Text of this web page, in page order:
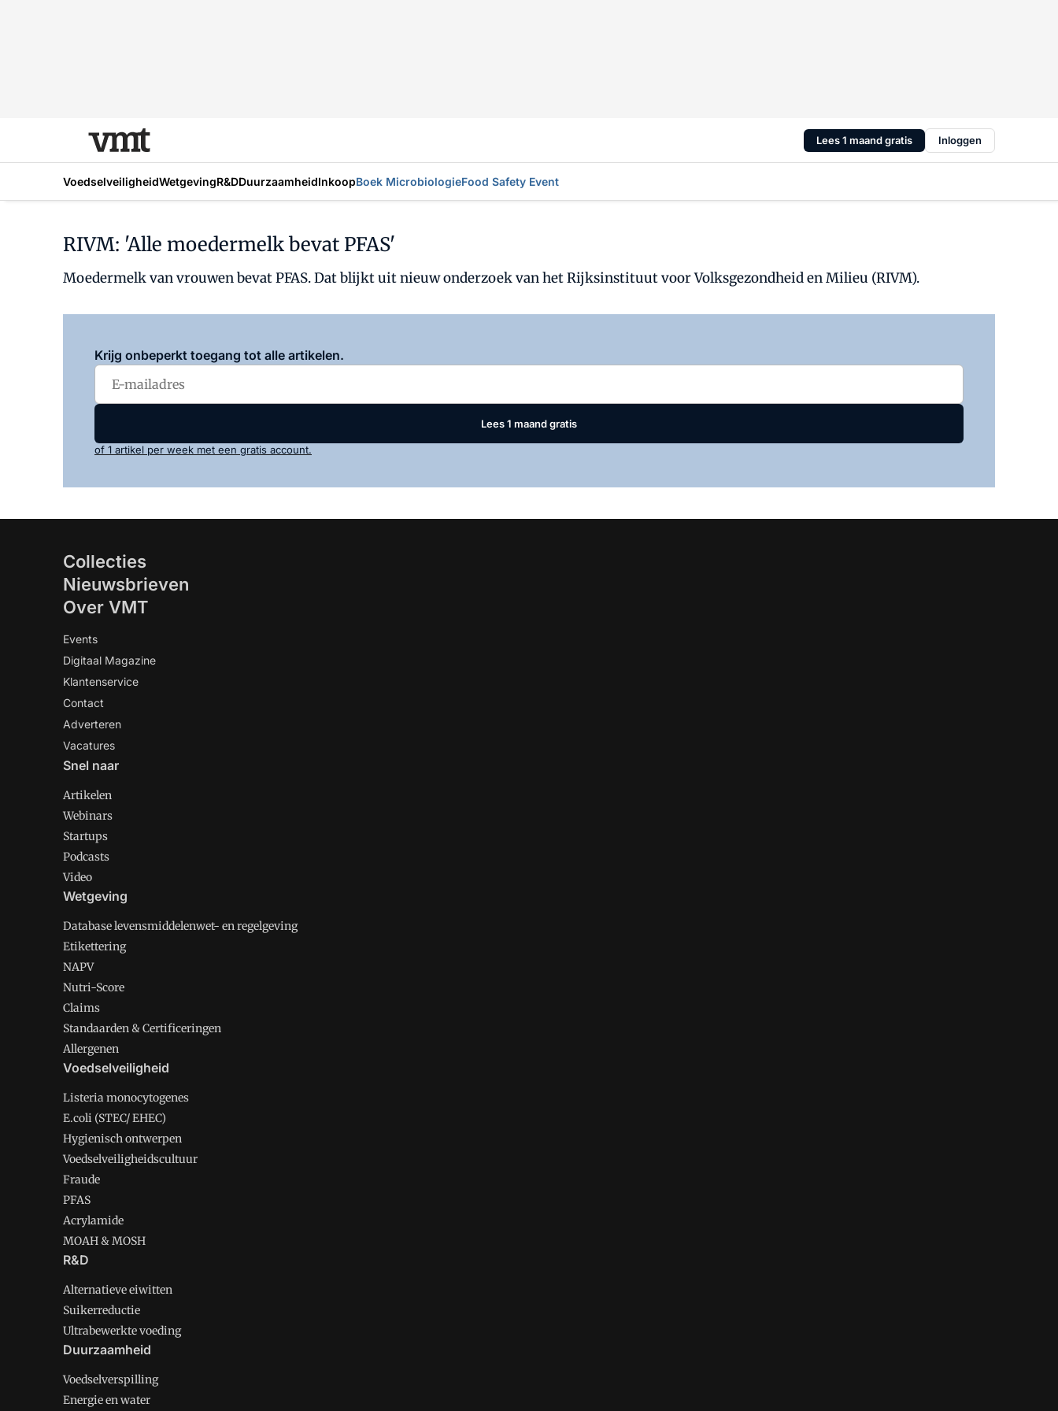
Lees 1 maand gratis Inloggen
VoedselveiligheidWetgevingR&DDuurzaamheidInkoopBoek MicrobiologieFood Safety Event
RIVM: 'Alle moedermelk bevat PFAS'
Moedermelk van vrouwen bevat PFAS. Dat blijkt uit nieuw onderzoek van het Rijksinstituut voor Volksgezondheid en Milieu (RIVM).
Krijg onbeperkt toegang tot alle artikelen.
Lees 1 maand gratis
of 1 artikel per week met een gratis account.
Collecties
Nieuwsbrieven
Over VMT
Events
Digitaal Magazine
Klantenservice
Contact
Adverteren
Vacatures
Snel naar
Artikelen
Webinars
Startups
Podcasts
Video
Wetgeving
Database levensmiddelenwet- en regelgeving
Etikettering
NAPV
Nutri-Score
Claims
Standaarden & Certificeringen
Allergenen
Voedselveiligheid
Listeria monocytogenes
E.coli (STEC/ EHEC)
Hygienisch ontwerpen
Voedselveiligheidscultuur
Fraude
PFAS
Acrylamide
MOAH & MOSH
R&D
Alternatieve eiwitten
Suikerreductie
Ultrabewerkte voeding
Duurzaamheid
Voedselverspilling
Energie en water